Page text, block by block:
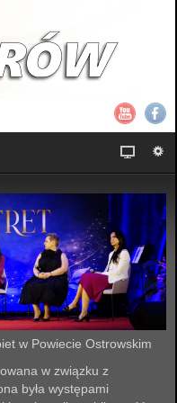
w Powiecie Ostrowskim
w związku z
była występami